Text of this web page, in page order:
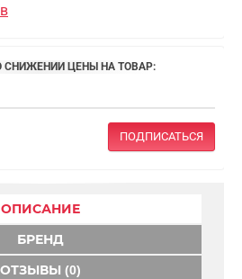
СНИЖЕНИИ ЦЕНЫ НА ТОВАР:
ПОДПИСАТЬСЯ
ОПИСАНИЕ
БРЕНД
ОТЗЫВЫ (0)